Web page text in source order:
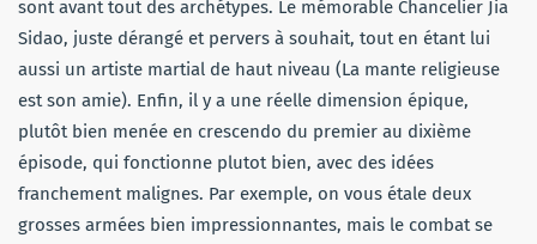
sont avant tout des archétypes. Le mémorable Chancelier Jia
Sidao, juste dérangé et pervers à souhait, tout en étant lui
aussi un artiste martial de haut niveau (La mante religieuse
est son amie). Enfin, il y a une réelle dimension épique,
plutôt bien menée en crescendo du premier au dixième
épisode, qui fonctionne plutot bien, avec des idées
franchement malignes. Par exemple, on vous étale deux
grosses armées bien impressionnantes, mais le combat se